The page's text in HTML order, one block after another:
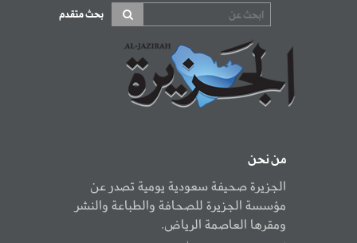
بحث متقدم
من نحن
الجزيرة صحيفة سعودية يومية تصدر عن
مؤسسة الجزيرة للصحافة والطباعة والنشر
ومقرها العاصمة الرياض.